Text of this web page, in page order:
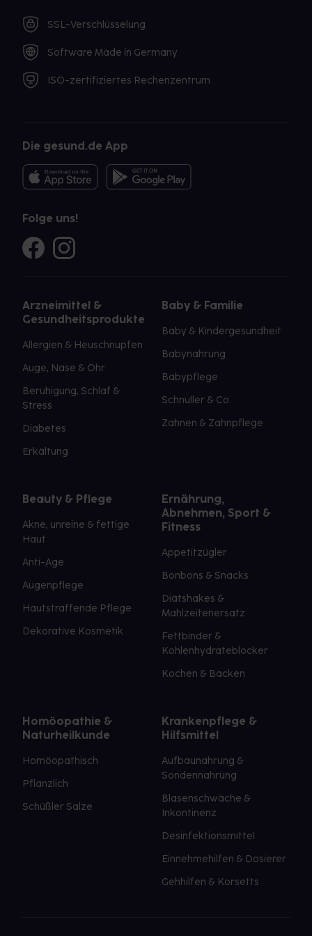
SSL-Verschlüsselung
Software Made in Germany
ISO-zertifiziertes Rechenzentrum
Die gesund.de App
Folge uns!
Arzneimittel &
Gesundheitsprodukte
Allergien & Heuschnupfen
Auge, Nase & Ohr
Beruhigung, Schlaf &
Stress
Diabetes
Erkältung
Baby & Familie
Baby & Kindergesundheit
Babynahrung
Babypflege
Schnuller & Co.
Zahnen & Zahnpflege
Beauty & Pflege
Akne, unreine & fettige
Haut
Anti-Age
Augenpflege
Hautstraffende Pflege
Dekorative Kosmetik
Ernährung,
Abnehmen, Sport &
Fitness
Appetitzügler
Bonbons & Snacks
Diätshakes &
Mahlzeitenersatz
Fettbinder &
Kohlenhydrateblocker
Kochen & Backen
Homöopathie &
Naturheilkunde
Homöopathisch
Pflanzlich
Schüßler Salze
Krankenpflege &
Hilfsmittel
Aufbaunahrung &
Sondennahrung
Blasenschwäche &
Inkontinenz
Desinfektionsmittel
Einnehmehilfen & Dosierer
Gehhilfen & Korsetts